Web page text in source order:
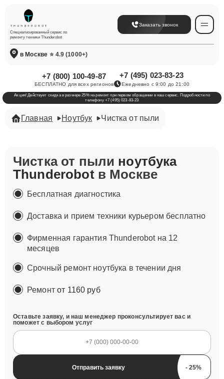
Специализированный сервис по
ремонту техники Thunderobot
Заказать звонок
в Москве ⭐ 4.9 (1000+)
+7 (800) 100-49-87
БЕСПЛАТНО для всех регионов
+7 (495) 023-83-23
Ежедневно с 9:00 до 21:00
Акция! Действует скидка в размере 25% на ремонт при первом обращении в наш сервис. Подробности по
телефону +7 (495) 023-83-23
Главная Ноутбук Чистка от пыли
Чистка от пыли ноутбука
Thunderobotв Москве
Бесплатная диагностика
Доставка и прием техники курьером бесплатно
Фирменная гарантия Thunderobot на 12
месяцев
Срочный ремонт ноутбука в течении дня
Ремонтот 1160 руб
Оставьте заявку, и наш менеджер проконсультирует вас и
поможет с выбором услуг
Отправить заявку